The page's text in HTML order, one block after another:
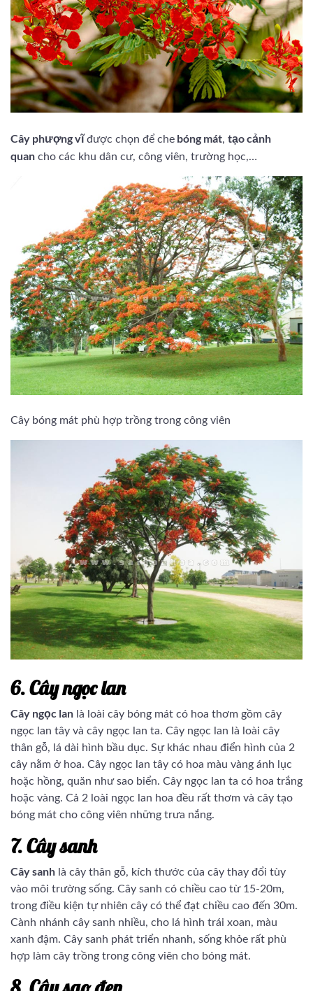
Cây phượng vĩđược chọn để che bóng mát, tạo cảnh
quan cho các khu dân cư, công viên, trường học,…
Cây bóng mát phù hợp trồng trong công viên
6. Cây ngọc lan
Cây ngọc lan là loài cây bóng mát có hoa thơm gồm cây
ngọc lan tây và cây ngọc lan ta. Cây ngọc lan là loài cây
thân gỗ, lá dài hình bầu dục. Sự khác nhau điển hình của 2
cây nằm ở hoa. Cây ngọc lan tây có hoa màu vàng ánh lục
hoặc hồng, quăn như sao biển. Cây ngọc lan ta có hoa trắng
hoặc vàng. Cả 2 loài ngọc lan hoa đều rất thơm và cây tạo
bóng mát cho công viên những trưa nắng.
7. Cây sanh
Cây sanh là cây thân gỗ, kích thước của cây thay đổi tùy
vào môi trường sống. Cây sanh có chiều cao từ 15-20m,
trong điều kiện tự nhiên cây có thể đạt chiều cao đến 30m.
Cành nhánh cây sanh nhiều, cho lá hình trái xoan, màu
xanh đậm. Cây sanh phát triển nhanh, sống khỏe rất phù
hợp làm cây trồng trong công viên cho bóng mát.